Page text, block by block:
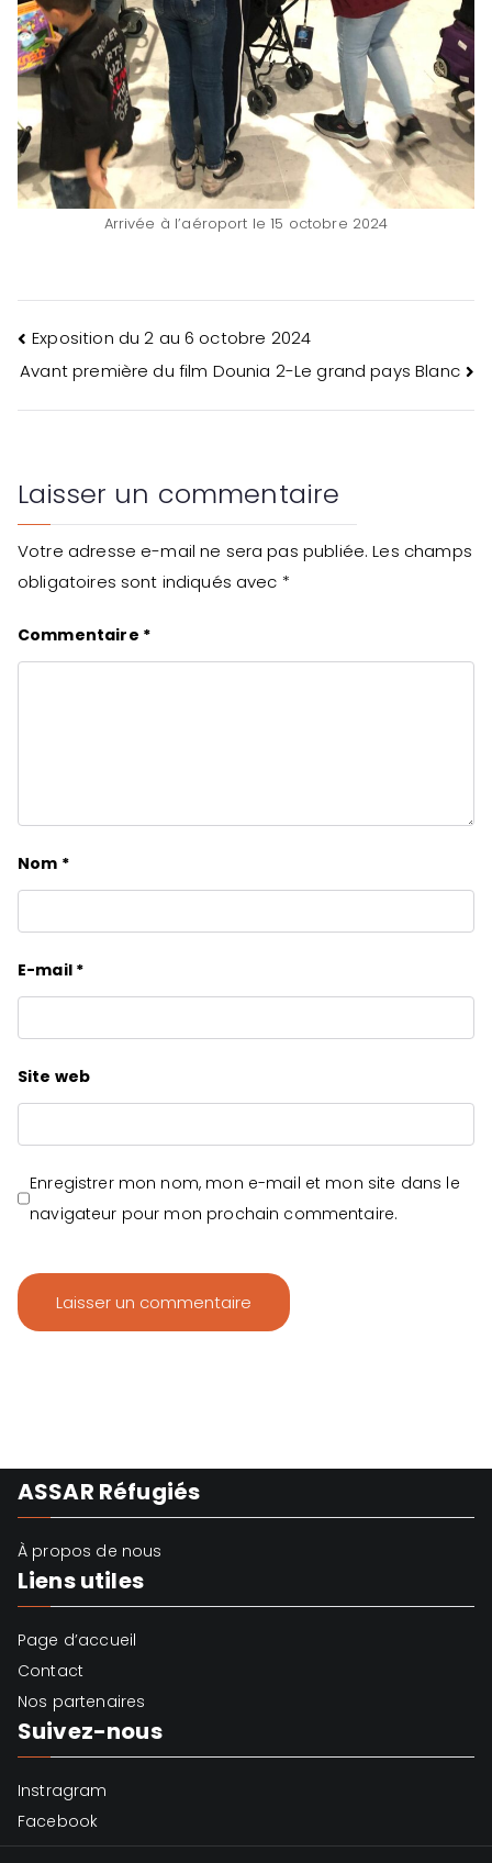
Arrivée à l’aéroport le 15 octobre 2024
Navigation
de
Exposition du 2 au 6 octobre 2024
Avant première du film Dounia 2-Le grand pays Blanc
Laisser un commentaire
Votre adresse e-mail ne sera pas publiée. Les champs
obligatoires sont indiqués avec *
Commentaire *
Nom *
E-mail *
Site web
Enregistrer mon nom, mon e-mail et mon site dans le
navigateur pour mon prochain commentaire.
ASSAR Réfugiés
À propos de nous
Liens utiles
Page d’accueil
Contact
Nos partenaires
Suivez-nous
Instragram
Facebook